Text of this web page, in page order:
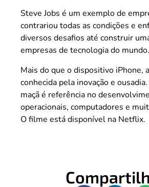
Steve Jobs é um exemplo de
contrariou todas as condições e
diversos desafios até construir
empresas de tecnologia do mundo.
Mais do que o dispositivo iPhone,
conhecida pela inovação e
maçã é referência no
operacionais, computadores e
O filme está disponível na Netflix.